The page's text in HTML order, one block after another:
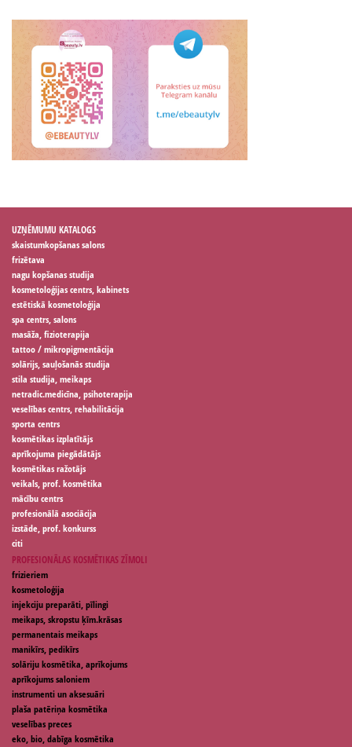
UZŅĒMUMU KATALOGS
skaistumkopšanas salons
frizētava
nagu kopšanas studija
kosmetoloģijas centrs, kabinets
estētiskā kosmetoloģija
spa centrs, salons
masāža, fizioterapija
tattoo / mikropigmentācija
solārijs, sauļošanās studija
stila studija, meikaps
netradic.medicīna, psihoterapija
veselības centrs, rehabilitācija
sporta centrs
kosmētikas izplatītājs
aprīkojuma piegādātājs
kosmētikas ražotājs
veikals, prof. kosmētika
mācību centrs
profesionālā asociācija
izstāde, prof. konkurss
citi
PROFESIONĀLAS KOSMĒTIKAS ZĪMOLI
frizieriem
kosmetoloģija
injekciju preparāti, pīlingi
meikaps, skropstu ķīm.krāsas
permanentais meikaps
manikīrs, pedikīrs
solāriju kosmētika, aprīkojums
aprīkojums saloniem
instrumenti un aksesuāri
plaša patēriņa kosmētika
veselības preces
eko, bio, dabīga kosmētika